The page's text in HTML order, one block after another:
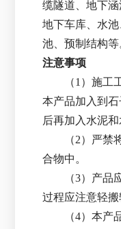
缆隧道、地下涵
地下车库、水
池、预制结构等
注意事项
（1）施
本产品加入到
后再加入水泥和
（2）严
合物中。
（3）产
过程应注意轻搬
（4）本